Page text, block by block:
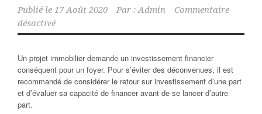
Publié le 17 Août 2020 Par : Admin
Commentaire
désactivé
Un projet immobilier demande un investissement financier
conséquent pour un foyer. Pour s’éviter des déconvenues, il est
recommandé de considérer le retour sur investissement d’une part
et d’évaluer sa capacité de financer avant de se lancer d’autre
part.